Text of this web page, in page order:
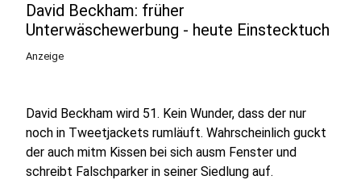
David Beckham: früher
Unterwäschewerbung - heute Einstecktuch
Anzeige
David Beckham wird 51. Kein Wunder, dass der nur
noch in Tweetjackets rumläuft. Wahrscheinlich guckt
der auch mitm Kissen bei sich ausm Fenster und
schreibt Falschparker in seiner Siedlung auf.